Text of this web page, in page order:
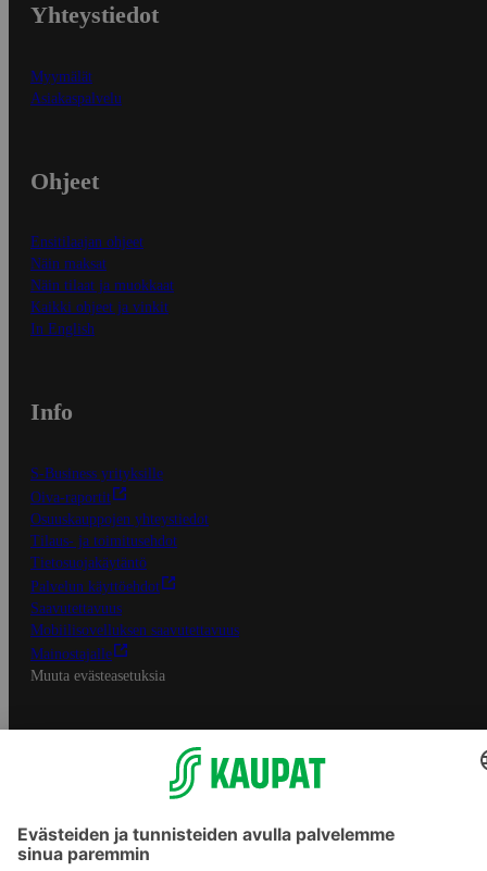
Yhteystiedot
Myymälät
Asiakaspalvelu
Ohjeet
Ensitilaajan ohjeet
Näin maksat
Näin tilaat ja muokkaat
Kaikki ohjeet ja vinkit
In English
Info
S-Business yrityksille
Oiva-raportit
Osuuskauppojen yhteystiedot
Tilaus- ja toimitusehdot
Tietosuojakäytäntö
Palvelun käyttöehdot
Saavutettavuus
Mobiilisovelluksen saavutettavuus
Mainostajalle
Muuta evästeasetuksia
S-ryhmän palvelut
Asiakasomistajuus